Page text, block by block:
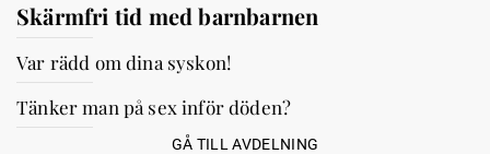
Skärmfri tid med barnbarnen
Var rädd om dina syskon!
Tänker man på sex inför döden?
GÅ TILL AVDELNING